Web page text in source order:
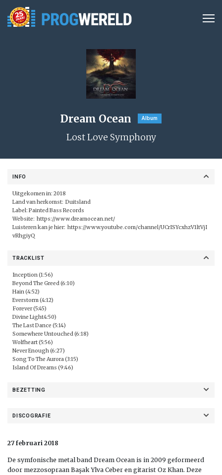
Dream Ocean Album
Lost Love Symphony
INFO
Uitgekomen in: 2018
Land van herkomst: Duitsland
Label: Painted Bass Records
Website: https://www.dreamocean.net/
Luisteren kan je hier: https://www.youtube.com/channel/UCrISYcxhzV1ltVjI
vRhgiyQ
TRACKLIST
Inception (1:56)
Beyond The Greed (6:10)
Hain (4:52)
Everstorm (4:12)
Forever (5:45)
Divine Light4:50)
The Last Dance (5:14)
Somewhere Untouched (6:18)
Wolfheart (5:56)
Never Enough (6:27)
Song To The Aurora (3:15)
Island Of Dreams (9:46)
BEZETTING
DISCOGRAFIE
27 februari 2018
De symfonische metal band Dream Ocean is in 2009 geformeerd
door mezzosopraan Başak Ylva Ceber en gitarist Oz Khan. Deze